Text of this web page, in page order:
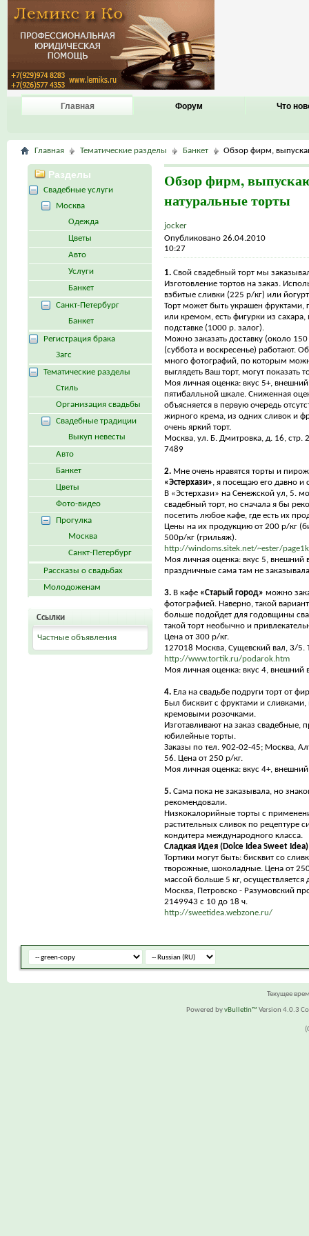
Главная Форум Что
Главная Тематические разделы Банкет Обзор фирм,
Обзор фирм,
натуральные торты
jocker
Опубликовано 26.04.2010
10:27
1. Свой свадебный торт мы
Изготовление тортов на заказ.
взбитые сливки (225 р/кг) или
Торт может быть украшен фруктами,
или кремом, есть фигурки из сахара,
подставке (1000 р. залог).
Можно заказать доставку (около
(суббота и воскресенье) работают.
много фотографий, по которым
выглядеть Ваш торт, могут показать
Моя личная оценка: вкус 5+,
пятибалльной шкале. Сниженная
объясняется в первую очередь
жирного крема, из одних сливок и
очень яркий торт.
Москва, ул. Б. Дмитровка, д. 16, стр.
7489
2.Мне очень нравятся торты и
«Эстерхази» , я посещаю его давно и
В «Эстерхази» на Сенежской ул, 5.
свадебный торт, но сначала я бы
посетить любое кафе, где есть их
Цены на их продукцию от 200 р/кг
500р/кг (грильяж).
http://windoms.sitek.net/~ester/
Моя личная оценка: вкус 5, внешний
праздничные сама там не
3. В кафе «Старый город» можно
фотографией. Наверно, такой
больше подойдет для годовщины
такой торт необычно и
Цена от 300 р/кг.
127018 Москва, Сущевский вал, 3/5.
http://www.tortik.ru/podarok.htm
Моя личная оценка: вкус 4, внешний
4.Ела на свадьбе подруги торт от
Был бисквит с фруктами и сливками,
кремовыми розочками.
Изготавливают на заказ свадебные,
юбилейные торты.
Заказы по тел. 902-02-45; Москва,
56. Цена от 250 р/кг.
Моя личная оценка: вкус 4+,
5.Сама пока не заказывала, но
рекомендовали.
Низкокалорийные торты с
растительных сливок по рецептуре
кондитера международного класса.
Сладкая Идея (Dolce Idea Sweet Idea)
Тортики могут быть: бисквит со
творожные, шоколадные. Цена от 250
массой больше 5 кг, осуществляется
Москва, Петровско - Разумовский
2149943 с 10 до 18 ч.
http://sweetidea.webzone.ru/
Разделы
Свадебные услуги
Москва
Одежда
Цветы
Авто
Услуги
Банкет
Санкт-Петербург
Банкет
Регистрация брака
Загс
Тематические разделы
Стиль
Организация свадьбы
Свадебные традиции
Выкуп невесты
Авто
Банкет
Цветы
Фото-видео
Прогулка
Москва
Санкт-Петербург
Рассказы о свадьбах
Молодоженам
Ссылки
Частные объявления
Текущее
Powered byvBulletin™ Version 4.0.3